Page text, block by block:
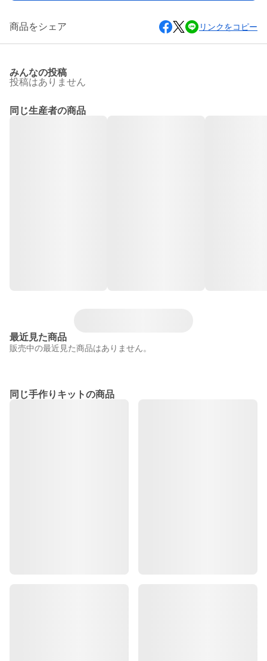
商品をシェア リンクをコピー
みんなの投稿
投稿はありません
同じ生産者の商品
最近見た商品
販売中の最近見た商品はありません。
同じ手作りキットの商品